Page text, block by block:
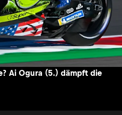
Ai Ogura (5.) dämpft die